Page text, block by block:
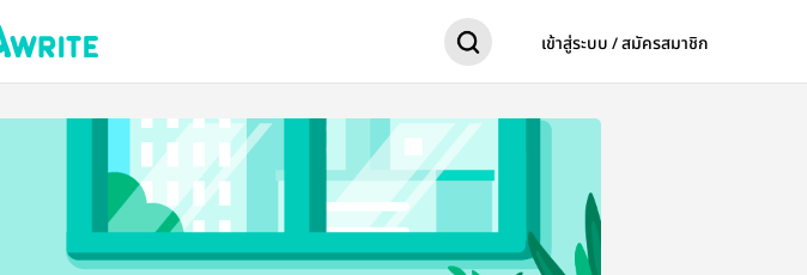
เข้าสู่ระบบ / สมัครสมาชิก